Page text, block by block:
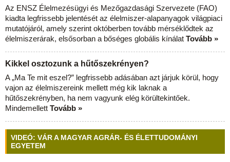
Az ENSZ Élelmezésügyi és Mezőgazdasági Szervezete (FAO)
kiadta legfrissebb jelentését az élelmiszer-alapanyagok világpiaci
mutatójáról, amely szerint októberben tovább mérséklődtek az
élelmiszerárak, elsősorban a bőséges globális kínálat Tovább »
Kikkel osztozunk a hűtőszekrényen?
A „Ma Te mit eszel?” legfrissebb adásában azt járjuk körül, hogy
vajon az élelmiszereink mellett még kik laknak a
hűtőszekrényben, ha nem vagyunk elég körültekintőek.
Mindemellett Tovább »
VIDEÓ: VÁR A MAGYAR AGRÁR- ÉS ÉLETTUDOMÁNYI
EGYETEM